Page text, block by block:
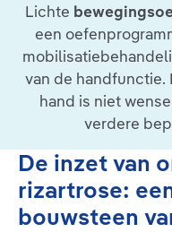
Lichte
een
van de handfunctie.
hand is niet
verdere
De inzet van
rizartrose:
bouwsteen